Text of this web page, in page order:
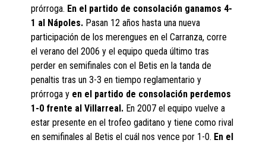
prórroga. En el partido de consolación ganamos 4-
1 al Nápoles. Pasan 12 años hasta una nueva
participación de los merengues en el Carranza, corre
el verano del 2006 y el equipo queda último tras
perder en semifinales con el Betis en la tanda de
penaltis tras un 3-3 en tiempo reglamentario y
prórroga y en el partido de consolación perdemos
1-0 frente al Villarreal. En 2007 el equipo vuelve a
estar presente en el trofeo gaditano y tiene como rival
en semifinales al Betis el cuál nos vence por 1-0. En el